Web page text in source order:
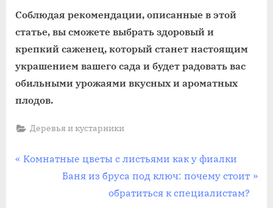
Соблюдая рекомендации, описанные в этой
статье, вы сможете выбрать здоровый и
крепкий саженец, который станет настоящим
украшением вашего сада и будет радовать вас
обильными урожаями вкусных и ароматных
плодов.
Деревья и кустарники
Навигация
П
Комнатные цветы с листьями как у фиалки
С
Баня из бруса под ключ: почему стоит
обратиться к специалистам?